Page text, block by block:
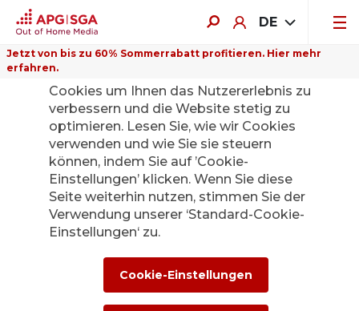
DE
Jetzt von bis zu 60% Sommerrabatt profitieren. Hier mehr
erfahren.
ACHTUNG: Aktuell kann ein Problem mit dem Cache der Seite bestehen. Sollte die Seite
Browser-Caches das Problem lösen.
Kein Wettbewerb vornhanden
Auf dieser Website verwenden wir
Cookies um Ihnen das Nutzererlebnis zu
verbessern und die Website stetig zu
optimieren. Lesen Sie, wie wir Cookies
verwenden und wie Sie sie steuern
können, indem Sie auf ’Cookie-
Einstellungen’ klicken. Wenn Sie diese
Seite weiterhin nutzen, stimmen Sie der
Verwendung unserer ‘Standard-Cookie-
Einstellungen‘ zu.
Cookie-Einstellungen